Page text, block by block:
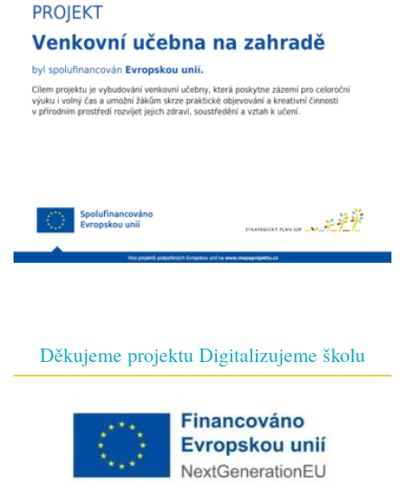
Děkujeme projektu Digitalizujeme školu